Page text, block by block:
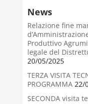
News
Relazione fine
Produttivo
legale del
20/05/2025
TERZA VISITA
PROGRAMMA22/
SECONDA visita